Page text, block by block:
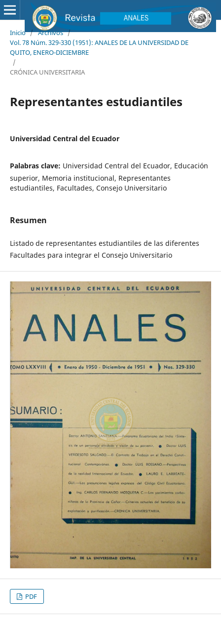
Inicio / Archivos /
Vol. 78 Núm. 329-330 (1951): ANALES DE LA UNIVERSIDAD DE
QUITO, ENERO-DICIEMBRE
/
CRÓNICA UNIVERSITARIA
Representantes estudiantiles
Universidad Central del Ecuador
Palabras clave: Universidad Central del Ecuador, Educación
superior, Memoria institucional, Representantes
estudiantiles, Facultades, Consejo Universitario
Resumen
Listado de representantes estudiantiles de las diferentes
Facultades para integrar el Consejo Universitario
PDF